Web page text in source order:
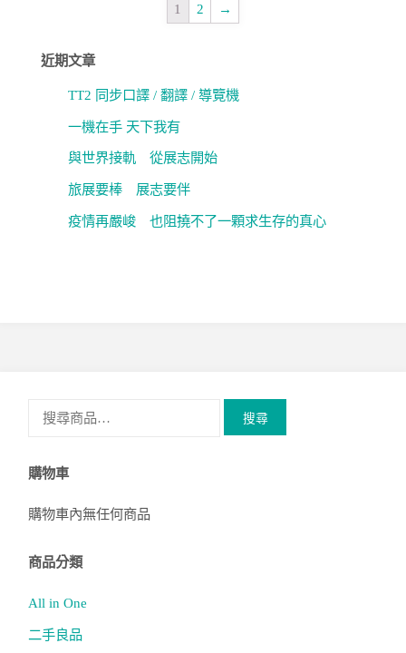
1 2 →
近期文章
TT2 同步口譯 / 翻譯 / 導覽機
一機在手 天下我有
與世界接軌 從展志開始
旅展要棒 展志要伴
疫情再嚴峻 也阻撓不了一顆求生存的真心
鍵
字:
搜尋
購物車
購物車內無任何商品
商品分類
All in One
二手良品